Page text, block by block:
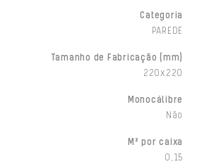
Categoria
PAREDE
Tamanho de Fabricação (mm)
220x220
Monocálibre
Não
M² por caixa
0,15